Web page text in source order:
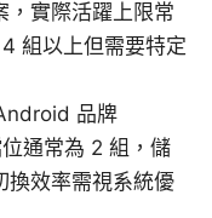
，實際活躍上限常
組以上但需要特定
品牌
通常為 2 組，儲
換效率需視系統優